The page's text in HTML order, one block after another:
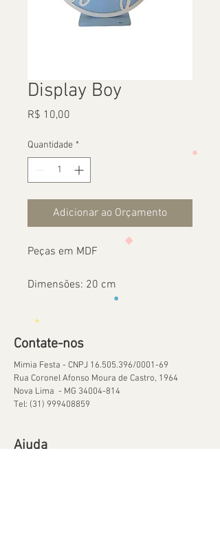
Display Boy
R$ 10,00
Quantidade *
Adicionar ao Orçamento
Peças em MDF
Dimensões: 20 cm
Contate-nos
Mimia Festa - CNPJ 16.505.396/0001-69
Rua Coronel Afonso Moura de Castro, 1964
Nova Lima - MG 34004-814
Tel: (31) 999408859
Ajuda